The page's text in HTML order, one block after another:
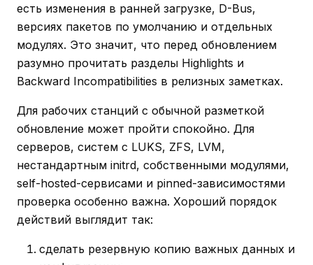
есть изменения в ранней загрузке, D-Bus,
версиях пакетов по умолчанию и отдельных
модулях. Это значит, что перед обновлением
разумно прочитать разделы Highlights и
Backward Incompatibilities в релизных заметках.
Для рабочих станций с обычной разметкой
обновление может пройти спокойно. Для
серверов, систем с LUKS, ZFS, LVM,
нестандартным initrd, собственными модулями,
self-hosted-сервисами и pinned-зависимостями
проверка особенно важна. Хороший порядок
действий выглядит так:
сделать резервную копию важных данных и